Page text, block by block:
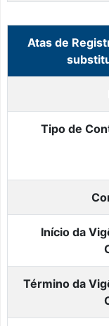
Atas de
Tipo de
Início da
Término da